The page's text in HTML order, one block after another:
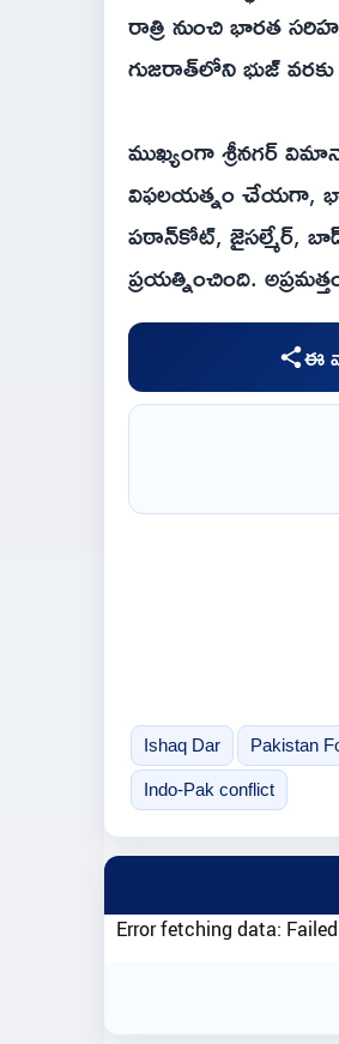
రాత్రి నుంచి భారత
గుజరాత్‌లోని భుజ్
ముఖ్యంగా శ్రీనగర్
విఫలయత్నం చేయగా,
పఠాన్‌కోట్, జైసల్మేర్,
ప్రయత్నించింది.
ఈ
Ishaq Dar Pakistan
Indo-Pak conflict
Error fetching data: